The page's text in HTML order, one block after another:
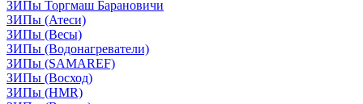
ЗИПы Торгмаш Барановичи
ЗИПы (Атеси)
ЗИПы (Весы)
ЗИПы (Водонагреватели)
ЗИПы (SAMAREF)
ЗИПы (Восход)
ЗИПы (HMR)